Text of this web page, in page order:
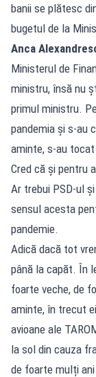
banii se plătesc
bugetul de la
Anca
Ministerul de
ministru, însă nu
primul ministru.
pandemia și s-au
aminte, s-au tocat
Cred că și pentru
Ar trebui PSD-ul
sensul acesta
pandemie.
Adică dacă tot
până la capăt. În
foarte veche, de
aminte, în trecut
avioane ale
la sol din cauza
de foarte mulți